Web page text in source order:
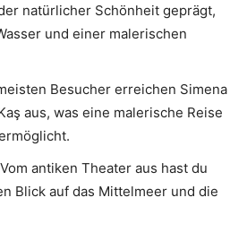
natürlicher Schönheit geprägt,
und einer malerischen
Besucher erreichen Simena
aus, was eine malerische Reise
antiken Theater aus hast du
Blick auf das Mittelmeer und die